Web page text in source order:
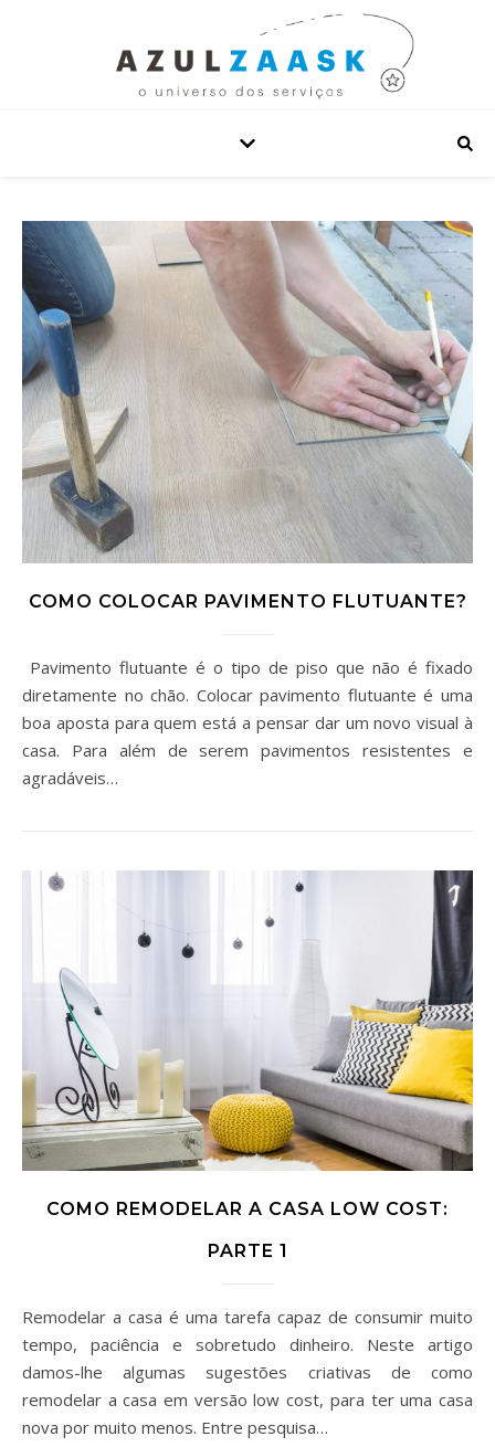
COMO COLOCAR PAVIMENTO FLUTUANTE?
Pavimento flutuante é o tipo de piso que não é fixado
diretamente no chão. Colocar pavimento flutuante é uma
boa aposta para quem está a pensar dar um novo visual à
casa. Para além de serem pavimentos resistentes e
agradáveis…
COMO REMODELAR A CASA LOW COST:
PARTE 1
Remodelar a casa é uma tarefa capaz de consumir muito
tempo, paciência e sobretudo dinheiro. Neste artigo
damos-lhe algumas sugestões criativas de como
remodelar a casa em versão low cost, para ter uma casa
nova por muito menos. Entre pesquisa…